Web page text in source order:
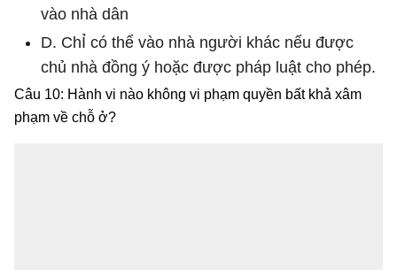
vào nhà dân
D. ChỈ có thể vào nhà người khác nếu được
chủ nhà đồng ý hoặc được pháp luật cho phép.
Câu 10: Hành vi nào không vi phạm quyền bất khả xâm
phạm về chỗ ở?